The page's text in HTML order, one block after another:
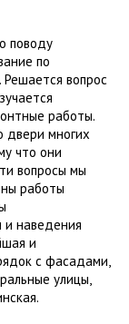
поводу
по
вопрос
работы.
двери многих
что они
вопросы мы
работы
и наведения
и
с фасадами,
улицы,